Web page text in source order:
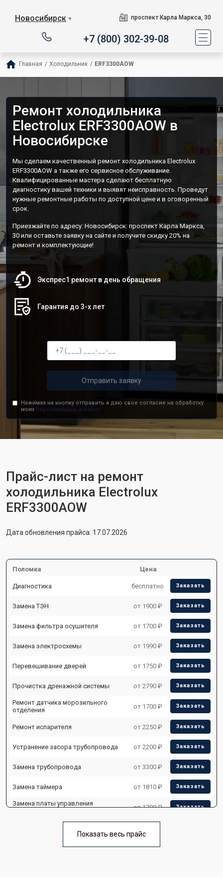
Новосибирск ▼ проспект Карла Маркса, 30
+7 (800) 302-39-08
Главная / Холодильник / ERF3300AOW
Ремонт холодильника
Electrolux ERF3300AOW в
Новосибирске
Мы сделаем качественный ремонт холодильника Electrolux
ERF3300AOW а также его сервисное обслуживание.
Квалифицированные мастера сделают бесплатную
диагностику вашей техники и выявят неисправность. Проведут
нужные ремонтные работы по доступной цене и в оговоренный
срок.
Приезжайте по адресу: Новосибирск: проспект Карла Маркса,
30 или оставьте заявку на сайте и получите скидку 20% на
ремонт и комплектующие!
Экспрес1 ремонт в день обращения
Гарантия до 3-х лет
Отправить заявку
Нажимая на кнопку отправить я даю свое согласие на обработку
моих персональных данных.
Прайс-лист на ремонт
холодильника Electrolux
ERF3300AOW
Дата обновления прайса: 17.07.2026
Поломка Цена
Диагностика бесплатно Заказать
Замена ТЭН от 1900 ₽ Заказать
Замена фильтра осушителя от 1700 ₽ Заказать
Замена электросхемы от 1990 ₽ Заказать
Перевешивание дверей от 1750 ₽ Заказать
Прочистка дренажной системы от 2790 ₽ Заказать
Ремонт датчика морозильного
отделения
от 1700 ₽ Заказать
Ремонт испарителя от 2250 ₽ Заказать
Устранение засора трубопровода от 2200 ₽ Заказать
Замена трубопровода от 3300 ₽ Заказать
Замена таймера от 1810 ₽ Заказать
Замена платы управления
от 1700 ₽ Заказать
Ремонт/замена датчика
Замена термостата от 1700 ₽
Показать весь прайс